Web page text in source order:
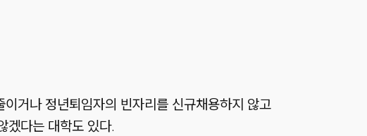
거나 정년퇴임자의 빈자리를 신규채용하지 않고
겠다는 대학도 있다.